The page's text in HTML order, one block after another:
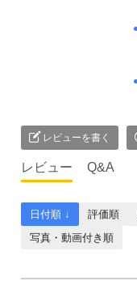
レビューを書く
レビュー Q&A
日付順 ↓ 評価順
写真・動画付き順